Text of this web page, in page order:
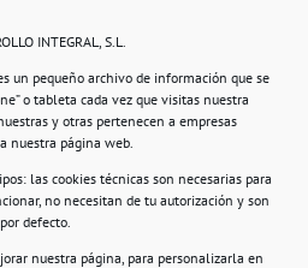
INTEGRAL, S.L.
un pequeño archivo de información que se
o tableta cada vez que visitas nuestra
y otras pertenecen a empresas
nuestra página web.
las cookies técnicas son necesarias para
no necesitan de tu autorización y son
defecto.
nuestra página, para personalizarla en
de datos